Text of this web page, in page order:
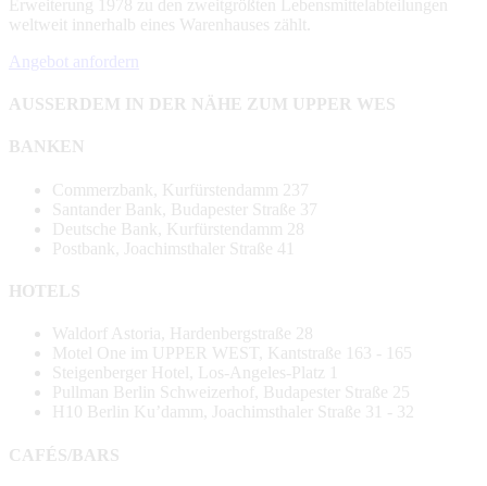
Erweiterung 1978 zu den zweitgrößten Lebensmittelabteilungen
weltweit innerhalb eines Warenhauses zählt.
Angebot anfordern
AUSSERDEM IN DER NÄHE ZUM UPPER WES
BANKEN
Commerzbank, Kurfürstendamm 237
Santander Bank, Budapester Straße 37
Deutsche Bank, Kurfürstendamm 28
Postbank, Joachimsthaler Straße 41
HOTELS
Waldorf Astoria, Hardenbergstraße 28
Motel One im UPPER WEST, Kantstraße 163 - 165
Steigenberger Hotel, Los-Angeles-Platz 1
Pullman Berlin Schweizerhof, Budapester Straße 25
H10 Berlin Ku’damm, Joachimsthaler Straße 31 - 32
CAFÉS/BARS